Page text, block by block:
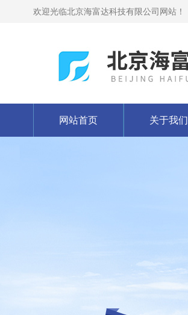
欢迎光临北京海富达科技有限公司网站！
网站首页 关于我们